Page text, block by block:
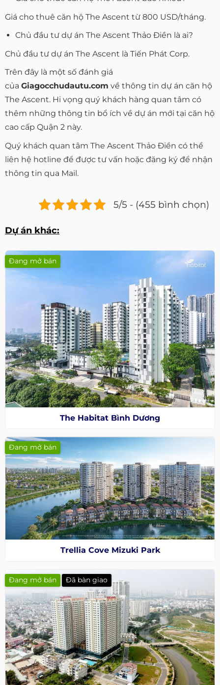
Giá cho thuê căn hộ The Ascent từ 800 USD/tháng.
Chủ đầu tư dự án The Ascent Thảo Điền là ai?
Chủ đầu tư dự án The Ascent là Tiến Phát Corp.
Trên đây là một số đánh giá
của Giagocchudautu.com về thông tin dự án căn hộ
The Ascent. Hi vọng quý khách hàng quan tâm có
thêm những thông tin bổ ích về dự án mới tại căn hộ
cao cấp Quận 2 này.
Quý khách quan tâm The Ascent Thảo Điền có thể
liên hệ hotline để được tư vấn hoặc đăng ký để nhận
thông tin qua Mail.
5/5 - (455 bình chọn)
Dự án khác:
Đang mở bán
The Habitat Bình Dương
Đang mở bán
Trellia Cove Mizuki Park
Đang mở bán Đã bàn giao